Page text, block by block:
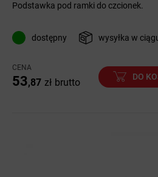
Podstawka pod ramki do czcionek.
dostępny wysyłka w
CENA
53,87 zł brutto
DO